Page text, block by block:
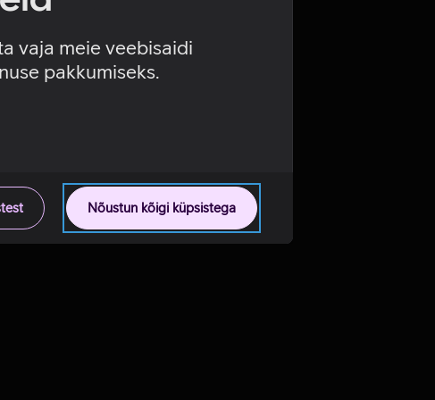
vaja meie veebisaidi
pakkumiseks.
Nõustun kõigi küpsistega